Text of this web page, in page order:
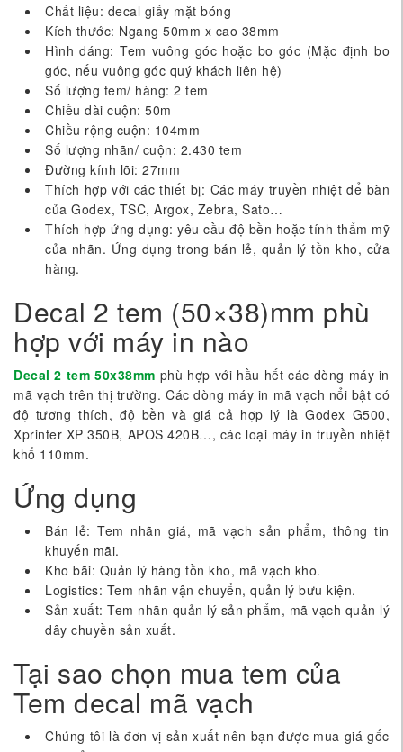
Chất liệu: decal giấy mặt bóng
Kích thước: Ngang 50mm x cao 38mm
Hình dáng: Tem vuông góc hoặc bo góc (Mặc định bo
góc, nếu vuông góc quý khách liên hệ)
Số lượng tem/ hàng: 2 tem
Chiều dài cuộn: 50m
Chiều rộng cuộn: 104mm
Số lượng nhãn/ cuộn: 2.430 tem
Đường kính lõi: 27mm
Thích hợp với các thiết bị: Các máy truyền nhiệt để bàn
của Godex, TSC, Argox, Zebra, Sato…
Thích hợp ứng dụng: yêu cầu độ bền hoặc tính thẩm mỹ
của nhãn. Ứng dụng trong bán lẻ, quản lý tồn kho, cửa
hàng.
Decal 2 tem (50×38)mm phù
hợp với máy in nào
Decal 2 tem 50x38mm phù hợp với hầu hết các dòng máy in
mã vạch trên thị trường. Các dòng máy in mã vạch nổi bật có
độ tương thích, độ bền và giá cả hợp lý là Godex G500,
Xprinter XP 350B, APOS 420B…, các loại máy in truyền nhiệt
khổ 110mm.
Ứng dụng
Bán lẻ: Tem nhãn giá, mã vạch sản phẩm, thông tin
khuyến mãi.
Kho bãi: Quản lý hàng tồn kho, mã vạch kho.
Logistics: Tem nhãn vận chuyển, quản lý bưu kiện.
Sản xuất: Tem nhãn quản lý sản phẩm, mã vạch quản lý
dây chuyền sản xuất.
Tại sao chọn mua tem của
Tem decal mã vạch
Chúng tôi là đơn vị sản xuất nên bạn được mua giá gốc